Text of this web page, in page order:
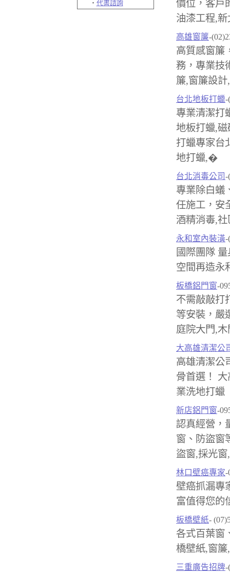
‧ 代書諮詢
價位，客戶
油漆工程,
高雄窗簾-
高質感窗簾
務，專業技
簾,窗簾設
台北地板打蠟-
專業清潔打
地板打蠟,
打蠟專家台
地打蠟,�
台北消毒公司 -
專業除白蟻
任施工，安
酒精消毒,
永和室內裝潢-
國際團隊
空間再造永
板橋鋁門窗-
不需敲敲打
等安裝，嚴
庭院大門,
大高雄清潔公
高雄清潔公
骨首選！
業洗地打蠟
新店鋁門窗-
認真經營，
窗、防盜窗
盜窗,採光
林口壁癌專家-
壁癌抓漏專
富值得您的
板橋壁紙-
各式百葉窗
橋壁紙,窗
三重廣告招牌-